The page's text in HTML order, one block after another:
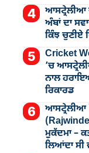
ਆਸਟ੍ਰੇਲੀਆ
ਅੰਬਾਂ ਦਾ
ਕਿੰਝ ਚੁਣੀਏ
Cricket
’ਚ
ਨਾਲ
ਰਿਕਾਰਡ
ਆਸਟ੍ਰੇਲੀਆ
ਮੁੁਕੱਦਮਾ –
ਲਿਆਂਦਾ ਸੀ